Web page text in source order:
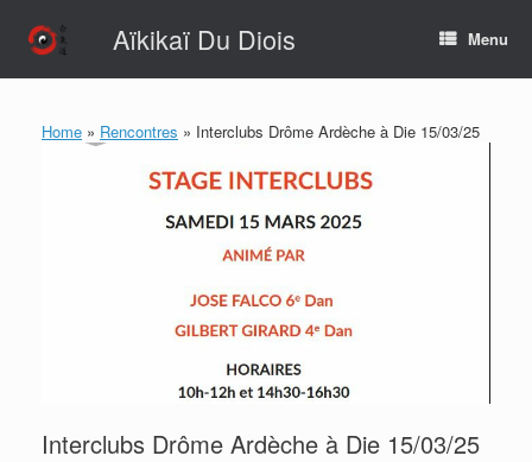
content
Aïkikaï Du Diois Menu
Home » Rencontres » Interclubs Drôme Ardèche à Die 15/03/25
Interclubs Drôme Ardèche à Die 15/03/25